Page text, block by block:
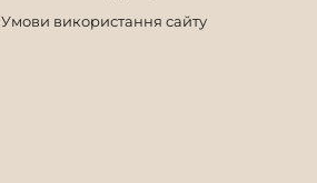
Умови використання сайту